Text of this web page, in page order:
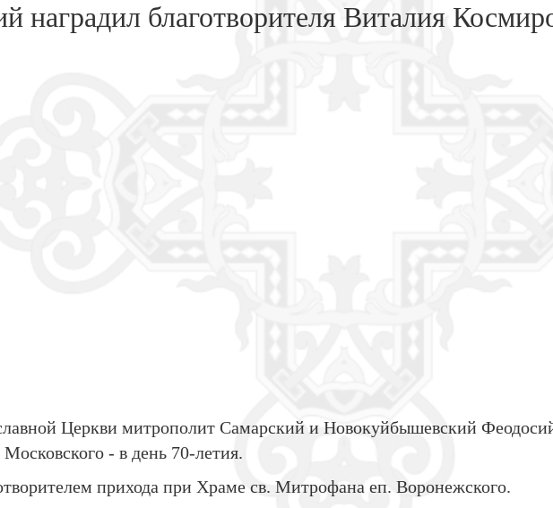
наградил благотворителя Виталия
Церкви митрополит Самарский и Новокуйбышевский
- в день 70-летия.
прихода при Храме св. Митрофана еп. Воронежского.